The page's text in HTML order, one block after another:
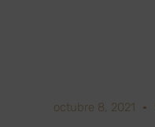
octubre 8, 2021